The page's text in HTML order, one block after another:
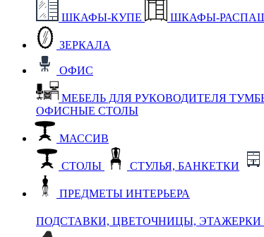
ШКАФЫ-КУПЕ ШКАФЫ-
ЗЕРКАЛА
ОФИС
МЕБЕЛЬ ДЛЯ РУКОВОДИТЕЛЯ
ОФИСНЫЕ СТОЛЫ
МАССИВ
СТОЛЫ СТУЛЬЯ, БАНКЕТКИ
ПРЕДМЕТЫ ИНТЕРЬЕРА
ПОДСТАВКИ, ЦВЕТОЧНИЦЫ, ЭТАЖЕРКИ